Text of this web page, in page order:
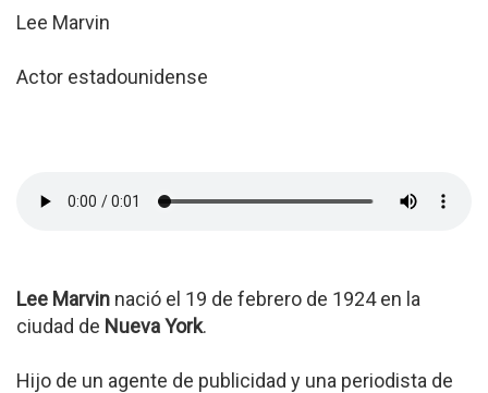
Lee Marvin
Actor estadounidense
Lee Marvin nació el 19 de febrero de 1924 en la
ciudad de Nueva York.
Hijo de un agente de publicidad y una periodista de